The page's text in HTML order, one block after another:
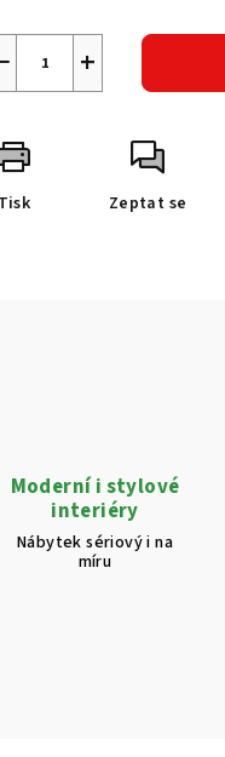
+
Tisk Zeptat se
Moderní i stylové
interiéry
Nábytek sériový i na
míru